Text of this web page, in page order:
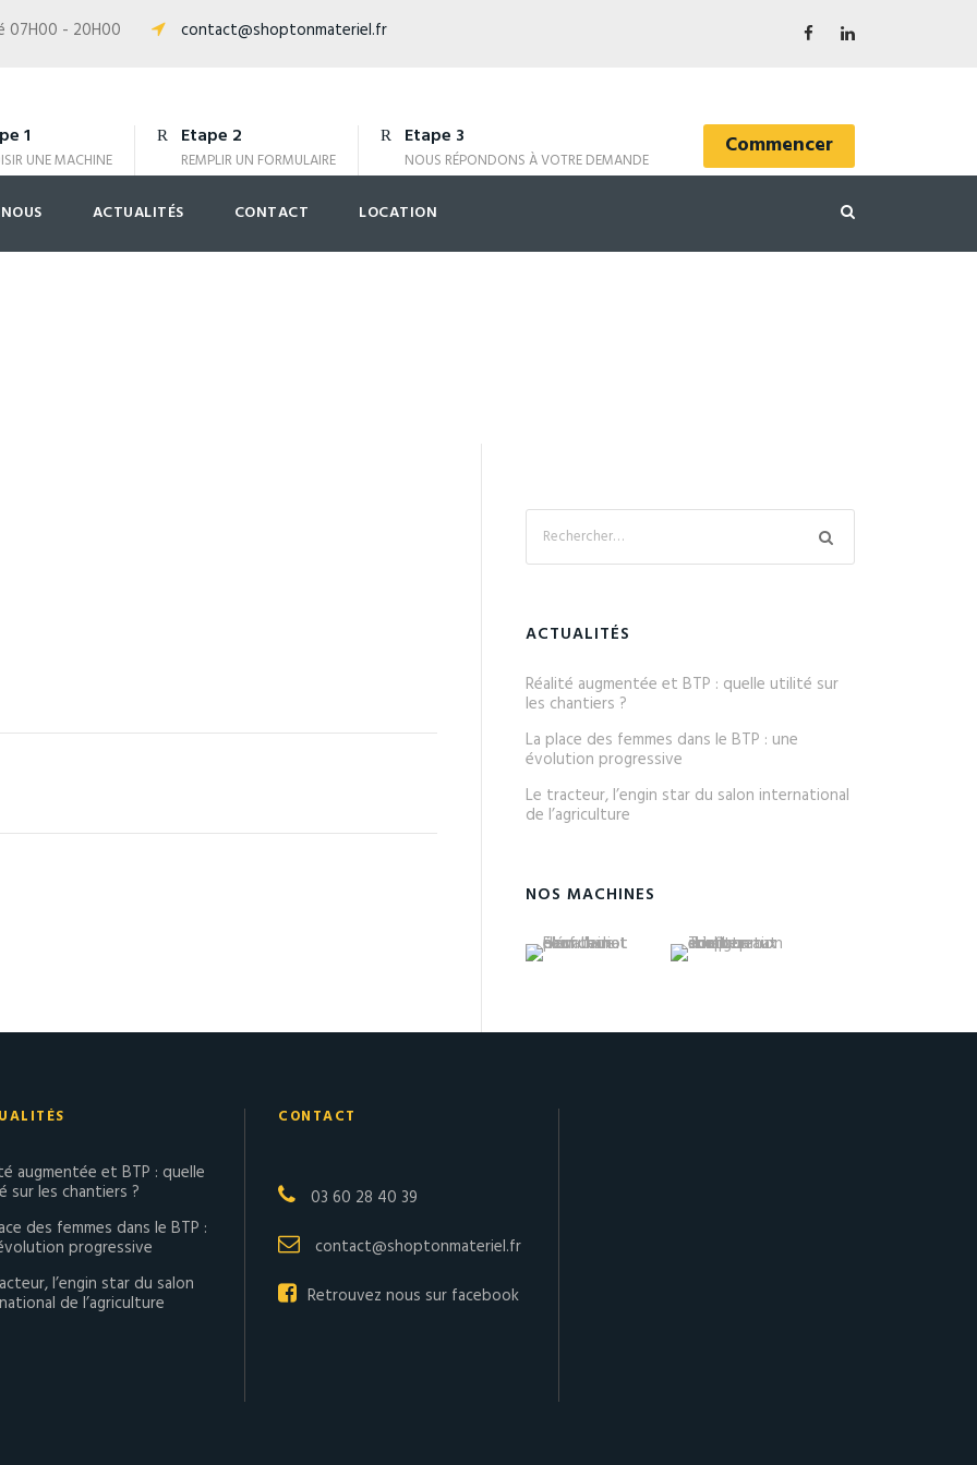
07H00 - 20H00 contact@shoptonmateriel.fr
1
UNE MACHINE
Etape 2
REMPLIR UN FORMULAIRE
Etape 3
NOUS RÉPONDONS À VOTRE DEMANDE Commencer
ACTUALITÉS CONTACT LOCATION
ACTUALITÉS
Réalité augmentée et BTP : quelle utilité sur
les chantiers ?
La place des femmes dans le BTP : une
évolution progressive
Le tracteur, l’engin star du salon international
de l’agriculture
NOS MACHINES
augmentée et BTP : quelle
sur les chantiers ?
des femmes dans le BTP :
progressive
l’engin star du salon
de l’agriculture
CONTACT
03 60 28 40 39
contact@shoptonmateriel.fr
Retrouvez nous sur facebook